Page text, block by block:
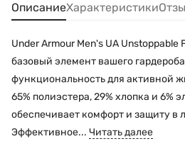
ОписаниеХарактеристики
Under Armour Men's UA Unstoppable
базовый элемент вашего
функциональность для активной
65% полиэстера, 29% хлопка и 6%
обеспечивает комфорт и защиту в
Эффективное... Читать далее